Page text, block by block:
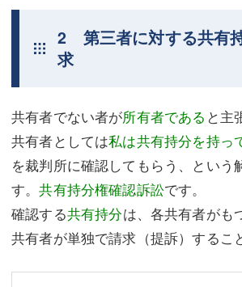
埼玉事務所 (さいたま市)
川口事務所（埼玉県川口市）
川口事務所（埼玉県川口市）
お問い合せフォーム
2 第三者に対する共有
求
共有者でない者が所有者である と主
共有者としては私は共有持分を持っ
を裁判所に確認してもらう、という
す。共有持分権確認訴訟です。
確認する共有持分は、各共有者がも
共有者が単独で請求（提訴）するこ